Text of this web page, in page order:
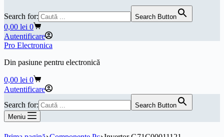
Search for: Search Button
Coș
de
cumpărături
0,00 lei 0
Autentificare
Pro Electronica
Din pasiune pentru electronică
Coș
de
cumpărături
0,00 lei 0
Autentificare
Search for:
Search Button
Meniu